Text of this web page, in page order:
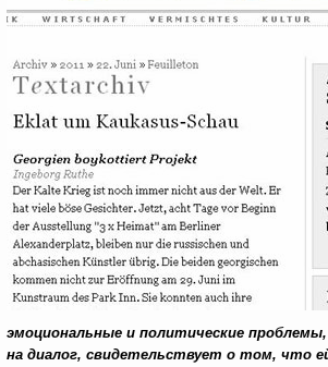
эмоциональные и политические
на диалог, свидетельствует о том, что